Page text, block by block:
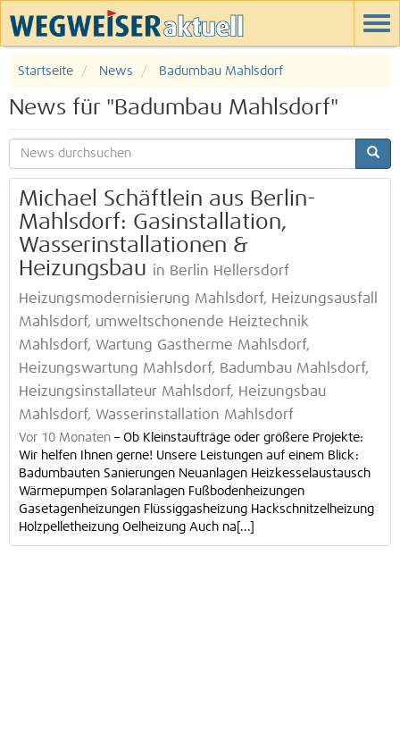
Startseite News Badumbau Mahlsdorf
News für "Badumbau Mahlsdorf"
Michael Schäftlein aus Berlin-
Mahlsdorf: Gasinstallation,
Wasserinstallationen &
Heizungsbau in Berlin Hellersdorf
Heizungsmodernisierung Mahlsdorf, Heizungsausfall
Mahlsdorf, umweltschonende Heiztechnik
Mahlsdorf, Wartung Gastherme Mahlsdorf,
Heizungswartung Mahlsdorf, Badumbau Mahlsdorf,
Heizungsinstallateur Mahlsdorf, Heizungsbau
Mahlsdorf, Wasserinstallation Mahlsdorf
Vor 10 Monaten – Ob Kleinstaufträge oder größere Projekte:
Wir helfen Ihnen gerne! Unsere Leistungen auf einem Blick:
Badumbauten Sanierungen Neuanlagen Heizkesselaustausch
Wärmepumpen Solaranlagen Fußbodenheizungen
Gasetagenheizungen Flüssiggasheizung Hackschnitzelheizung
Holzpelletheizung Oelheizung Auch na[...]